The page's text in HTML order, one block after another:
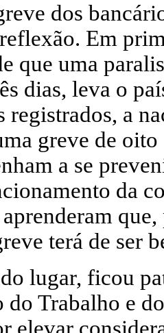
dos
Em
que uma
dias, leva o
registrados, a
greve de oito
a se
da
terá de ser
lugar, ficou
Trabalho e